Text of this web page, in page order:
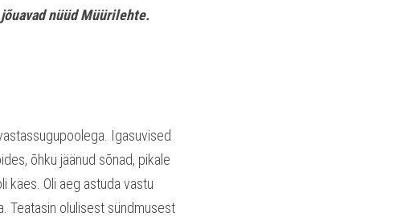
nüüd Müürilehte.
Igasuvised
õhku jäänud sõnad, pikale
käes. Oli aeg astuda vastu
Teatasin olulisest sündmusest